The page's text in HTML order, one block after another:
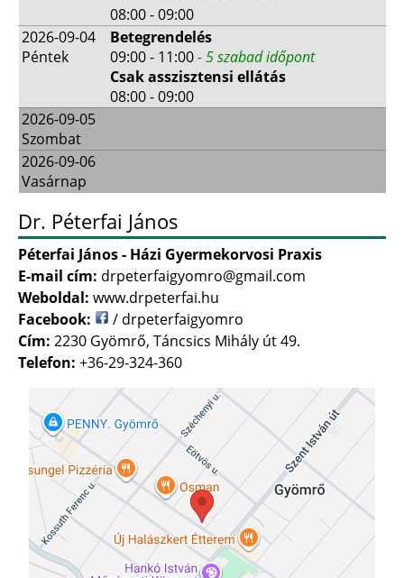
08:00 - 09:00
2026-09-04
Péntek
Betegrendelés
09:00 - 11:00- 5 szabad időpont
Csak asszisztensi ellátás
08:00 - 09:00
2026-09-05
Szombat
2026-09-06
Vasárnap
Dr. Péterfai János
Péterfai János - Házi Gyermekorvosi Praxis
E-mail cím: drpeterfaigyomro@gmail.com
Weboldal: www.drpeterfai.hu
Facebook:
/ drpeterfaigyomro
Cím: 2230 Gyömrő, Táncsics Mihály út 49.
Telefon: +36-29-324-360